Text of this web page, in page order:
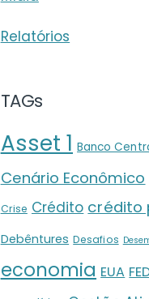
Relatórios
TAGs
Asset 1 Banco
Cenário Econômico
Crise Crédito crédito
Debêntures Desafios
economia EUA